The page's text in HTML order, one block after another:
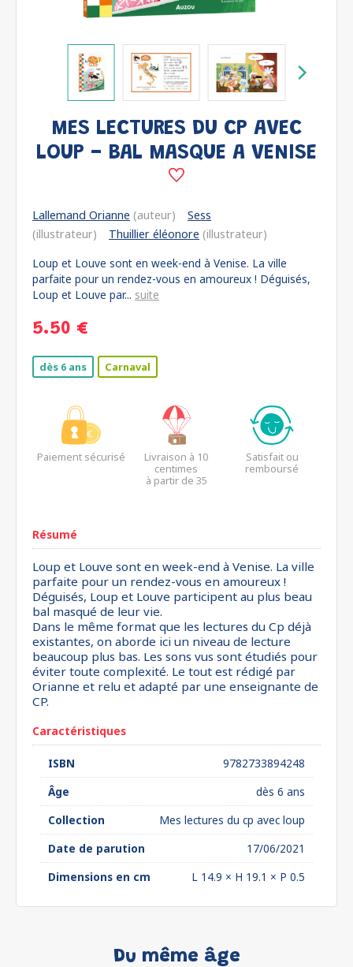
MES LECTURES DU CP AVEC
LOUP - BAL MASQUE A VENISE
Lallemand Orianne (auteur)
Sess
(illustrateur)
Thuillier éléonore (illustrateur)
Loup et Louve sont en week-end à Venise. La ville
parfaite pour un rendez-vous en amoureux ! Déguisés,
Loup et Louve par... suite
5.50 €
dès 6 ans Carnaval
Paiement sécurisé
Livraison à 10
centimes
à partir de 35
Satisfait ou
remboursé
Résumé
Loup et Louve sont en week-end à Venise. La ville
parfaite pour un rendez-vous en amoureux !
Déguisés, Loup et Louve participent au plus beau
bal masqué de leur vie.
Dans le même format que les lectures du Cp déjà
existantes, on aborde ici un niveau de lecture
beaucoup plus bas. Les sons vus sont étudiés pour
éviter toute complexité. Le tout est rédigé par
Orianne et relu et adapté par une enseignante de
CP.
Caractéristiques
ISBN
9782733894248
Âge
dès 6 ans
Collection
Mes lectures du cp avec loup
Date de parution
17/06/2021
Dimensions en cm
L 14.9 × H 19.1 × P 0.5
Du même âge